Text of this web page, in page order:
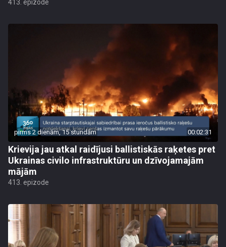
413. epizode
pirms 2 dienām, 15 stundām 00:02:31
Krievija jau atkal raidījusi ballistiskās raķetes pret
Ukrainas civilo infrastruktūru un dzīvojamajām
mājām
413. epizode